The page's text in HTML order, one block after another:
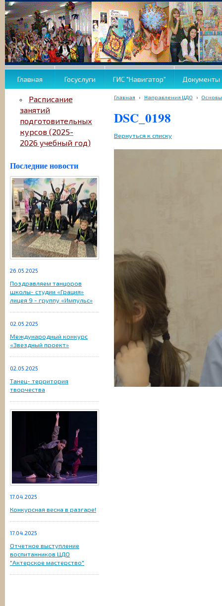
Главная Госуслуги ГИС "Навигатор" Документы
Расписание
занятий
подготовительных
курсов (2025-
2026 учебный год)
Последние новости
26.05.2025
Поздравляем танцоров
школы- студии «Грация»
лицея 9 - группу «Импульс»
02.05.2025
Международный конкурс
«Звездный проект»
02.05.2025
Танец- территория
творчества
17.04.2025
Конкурсная весна в разгаре!
17.04.2025
Отчетное выступление
воспитанников ЦДО
"Актерское мастерство"
Главная › Направления ЦДО › Основы
DSC_0198
Вернуться к списку